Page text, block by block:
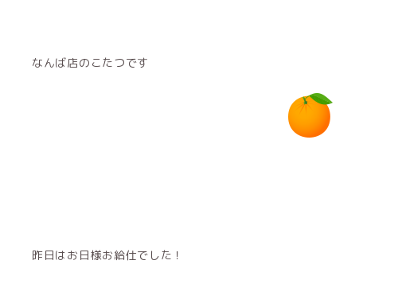
なんば店のこたつです
昨日はお日様お給仕でした！